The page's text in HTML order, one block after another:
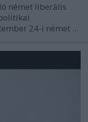
német liberális
24-i német ...